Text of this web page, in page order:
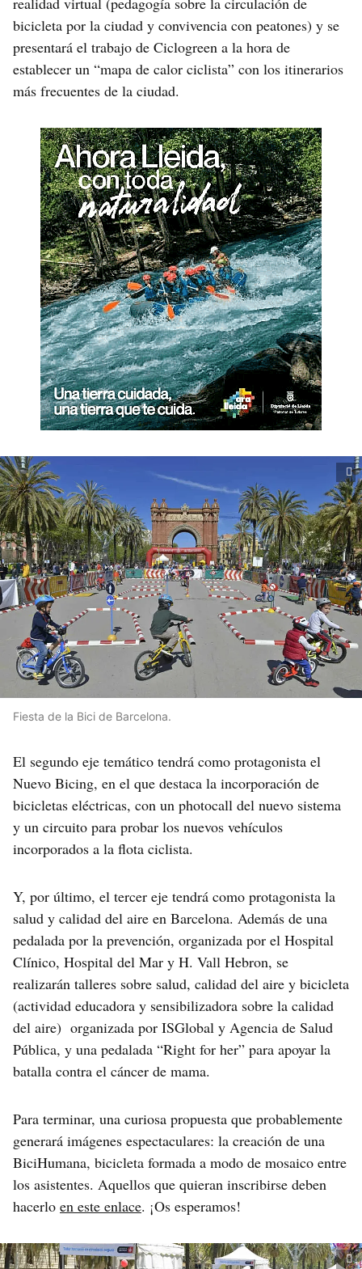
bicicleta por la ciudad y convivencia con peatones) y se
presentará el trabajo de Ciclogreen a la hora de
establecer un “mapa de calor ciclista” con los itinerarios
más frecuentes de la ciudad.
Fiesta de la Bici de Barcelona.
El segundo eje temático tendrá como protagonista el
Nuevo Bicing, en el que destaca la incorporación de
bicicletas eléctricas, con un photocall del nuevo sistema
y un circuito para probar los nuevos vehículos
incorporados a la flota ciclista.
Y, por último, el tercer eje tendrá como protagonista la
salud y calidad del aire en Barcelona. Además de una
pedalada por la prevención, organizada por el Hospital
Clínico, Hospital del Mar y H. Vall Hebron, se
realizarán talleres sobre salud, calidad del aire y bicicleta
(actividad educadora y sensibilizadora sobre la calidad
del aire) organizada por ISGlobal y Agencia de Salud
Pública, y una pedalada “Right for her” para apoyar la
batalla contra el cáncer de mama.
Para terminar, una curiosa propuesta que probablemente
generará imágenes espectaculares: la creación de una
BiciHumana, bicicleta formada a modo de mosaico entre
los asistentes. Aquellos que quieran inscribirse deben
hacerlo en este enlace. ¡Os esperamos!